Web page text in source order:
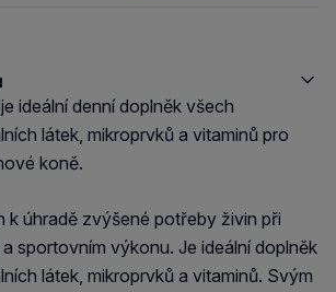
ideální denní doplněk všech
látek, mikroprvků a vitaminů pro
koně.
k úhradě zvýšené potřeby živin při
sportovním výkonu. Je ideální doplněk
látek, mikroprvků a vitaminů. Svým